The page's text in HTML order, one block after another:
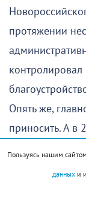
протяжении
Опять же,
приносить. А в
сотрудником
работы при
Пользуясь нашим
данныхи